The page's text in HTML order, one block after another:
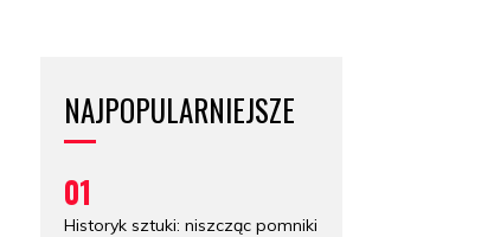
NAJPOPULARNIEJSZE
01
Historyk sztuki: niszcząc pomniki